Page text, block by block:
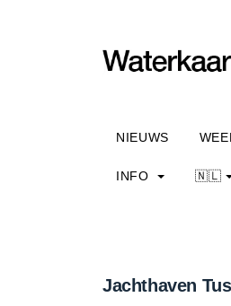
NIEUWS
INFO 🇳🇱
Jachthaven